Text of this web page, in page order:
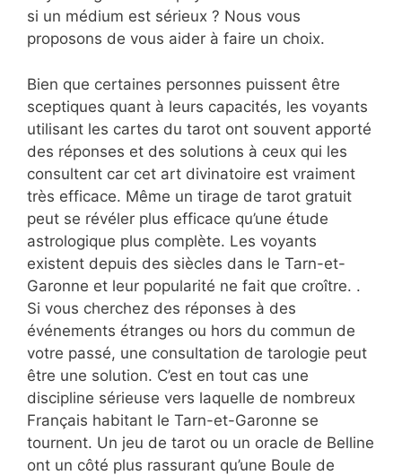
si un médium est sérieux ? Nous vous
proposons de vous aider à faire un choix.
Bien que certaines personnes puissent être
sceptiques quant à leurs capacités, les voyants
utilisant les cartes du tarot ont souvent apporté
des réponses et des solutions à ceux qui les
consultent car cet art divinatoire est vraiment
très efficace. Même un tirage de tarot gratuit
peut se révéler plus efficace qu’une étude
astrologique plus complète. Les voyants
existent depuis des siècles dans le Tarn-et-
Garonne et leur popularité ne fait que croître. .
Si vous cherchez des réponses à des
événements étranges ou hors du commun de
votre passé, une consultation de tarologie peut
être une solution. C’est en tout cas une
discipline sérieuse vers laquelle de nombreux
Français habitant le Tarn-et-Garonne se
tournent. Un jeu de tarot ou un oracle de Belline
ont un côté plus rassurant qu’une Boule de